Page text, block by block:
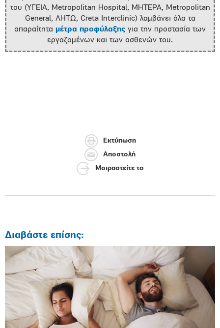
του (ΥΓΕΙΑ, Metropolitan Hospital, ΜΗΤΕΡΑ, Metropolitan
General, ΛΗΤΩ, Creta Interclinic) λαμβάνει όλα τα
απαραίτητα μέτρα προφύλαξης για την προστασία των
εργαζομένων και των ασθενών του.
Εκτύπωση
Αποστολή
Μοιραστείτε το
Διαβάστε επίσης: